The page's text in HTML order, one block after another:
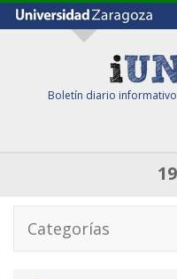
Boletín diario
Categorías